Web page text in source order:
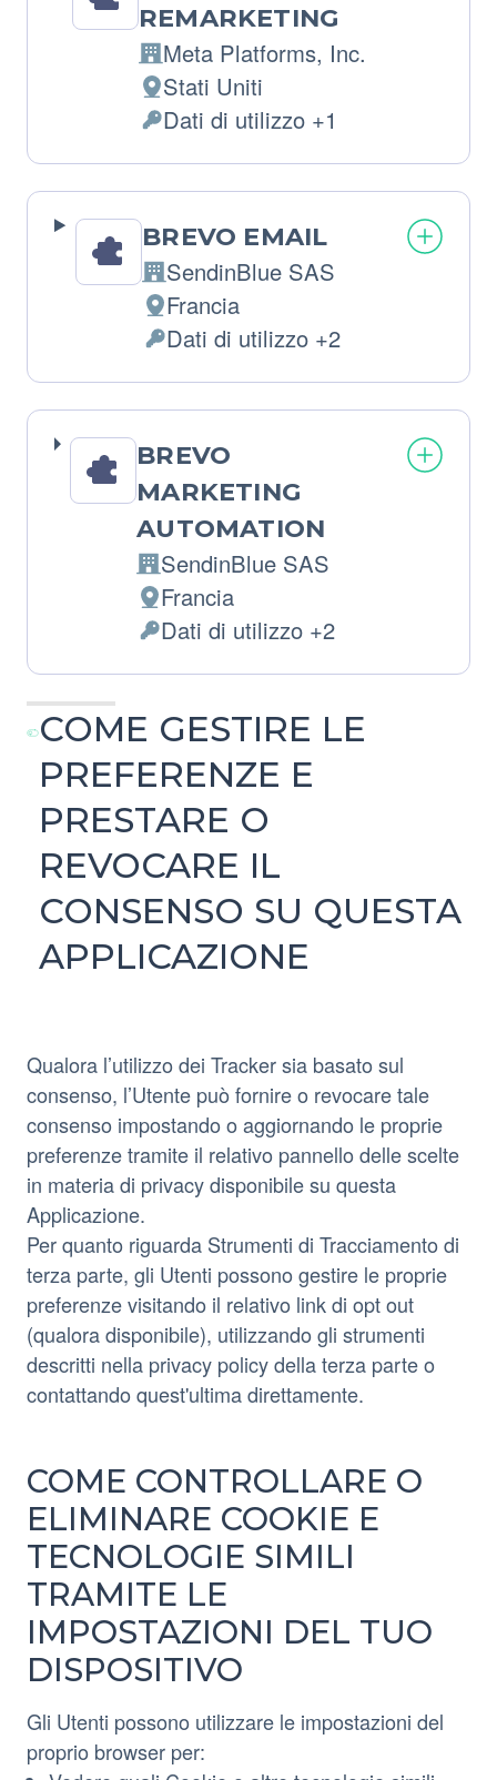
REMARKETING
Azienda:
Meta Platforms, Inc.
Luogo
del
trattamento:
Stati Uniti
Dati
Personali
trattati:
Dati di utilizzo +1
BREVO EMAIL
Azienda:
SendinBlue SAS
Luogo
del
trattamento:
Francia
Dati
Personali
trattati:
Dati di utilizzo +2
BREVO
MARKETING
AUTOMATION
Azienda:
SendinBlue SAS
Luogo
del
trattamento:
Francia
Dati
Personali
trattati:
Dati di utilizzo +2
COME GESTIRE LE
PREFERENZE E
PRESTARE O
REVOCARE IL
CONSENSO SU QUESTA
APPLICAZIONE
Qualora l’utilizzo dei Tracker sia basato sul
consenso, l’Utente può fornire o revocare tale
consenso impostando o aggiornando le proprie
preferenze tramite il relativo pannello delle scelte
in materia di privacy disponibile su questa
Applicazione.
Per quanto riguarda Strumenti di Tracciamento di
terza parte, gli Utenti possono gestire le proprie
preferenze visitando il relativo link di opt out
(qualora disponibile), utilizzando gli strumenti
descritti nella privacy policy della terza parte o
contattando quest'ultima direttamente.
COME CONTROLLARE O
ELIMINARE COOKIE E
TECNOLOGIE SIMILI
TRAMITE LE
IMPOSTAZIONI DEL TUO
DISPOSITIVO
Gli Utenti possono utilizzare le impostazioni del
proprio browser per: